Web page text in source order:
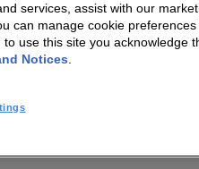
HomeSight Industries
sommes-nous
&
investisseurs
services, assist with our
can manage cookie preferences
to use this site you acknowledge
Notices.